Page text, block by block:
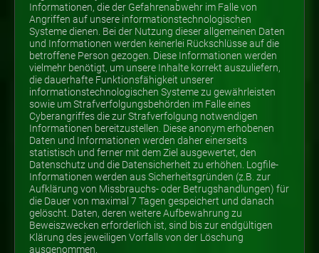
Informationen, die der Gefahrenabwehr im Falle von
Angriffen auf unsere informationstechnologischen
Systeme dienen. Bei der Nutzung dieser allgemeinen Daten
und Informationen werden keinerlei Rückschlüsse auf die
betroffene Person gezogen. Diese Informationen werden
vielmehr benötigt, um unsere Inhalte korrekt auszuliefern,
die dauerhafte Funktionsfähigkeit unserer
informationstechnologischen Systeme zu gewährleisten
sowie um Strafverfolgungsbehörden im Falle eines
Cyberangriffes die zur Strafverfolgung notwendigen
Informationen bereitzustellen. Diese anonym erhobenen
Daten und Informationen werden daher einerseits
statistisch und ferner mit dem Ziel ausgewertet, den
Datenschutz und die Datensicherheit zu erhöhen. Logfile-
Informationen werden aus Sicherheitsgründen (z.B. zur
Aufklärung von Missbrauchs- oder Betrugshandlungen) für
die Dauer von maximal 7 Tagen gespeichert und danach
gelöscht. Daten, deren weitere Aufbewahrung zu
Beweiszwecken erforderlich ist, sind bis zur endgültigen
Klärung des jeweiligen Vorfalls von der Löschung
ausgenommen.